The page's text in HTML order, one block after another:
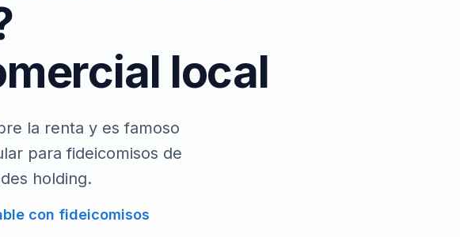
con el equipo de Phone2.
local
la renta y es famoso
para fideicomisos de
holding.
con fideicomisos